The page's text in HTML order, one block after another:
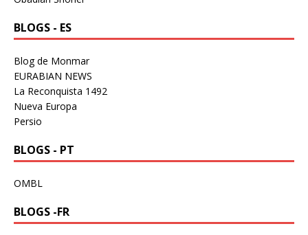
BLOGS - ES
Blog de Monmar
EURABIAN NEWS
La Reconquista 1492
Nueva Europa
Persio
BLOGS - PT
OMBL
BLOGS -FR